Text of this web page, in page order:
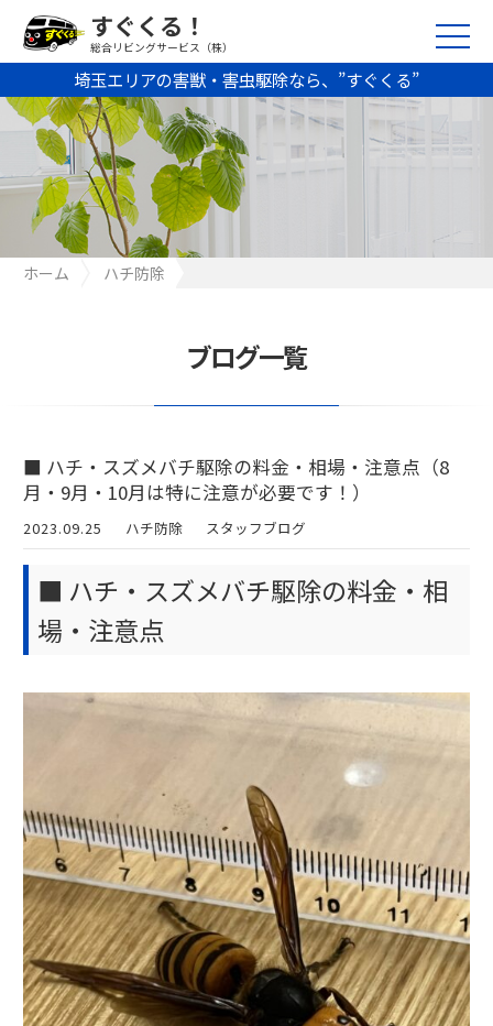
埼玉エリアの害獣・害虫駆除なら、”すぐくる”
すぐくる！
総合リビングサービス（株）
ホーム
ハチ防除
ブログ一覧
■ ハチ・スズメバチ駆除の料金・相場・注意点（8
月・9月・10月は特に注意が必要です！）
2023.09.25 ハチ防除 スタッフブログ
■ ハチ・スズメバチ駆除の料金・相
場・注意点